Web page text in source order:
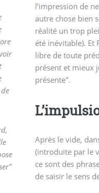
l’impression de
autre chose bien
réalité un trop
été inévitable). Et
libre de toute
présent et mieux
présente".
Après le vide,
(introduite par le
ce sont des
de saisir le sens